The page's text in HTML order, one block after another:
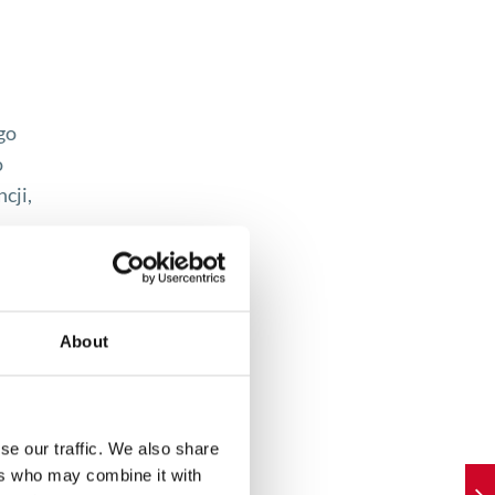
About
our traffic. We also share
who may combine it with
w